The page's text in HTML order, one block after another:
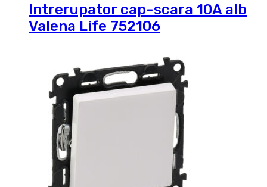
Intrerupator cap-scara 10A alb
Valena Life 752106